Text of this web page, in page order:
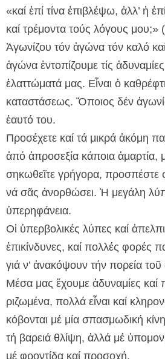
«καί ἐπί τίνα ἐπιβλέψω, ἀλλ’ ἡ
καί τρέμοντα τούς λόγους
Ἀγωνίζου τόν ἀγώνα τόν καλό
ἀγώνα ἐντοπίζουμε τίς
ἐλαττώματά μας. Εἶναι ὁ
καταστάσεως. Ὅποιος δέν
ἑαυτό του.
Προσέχετε καί τά μικρά ἀκόμη
ἀπό ἀπροσεξία κάποια ἁμαρτία,
σηκωθεῖτε γρήγορα, προσπέστε
νά σᾶς ἀνορθώσει. Ἡ μεγάλη
ὑπερηφάνεια.
Οἱ ὑπερβολικές λύπες καί
ἐπικίνδυνες, καί πολλές φορές
γιά ν’ ἀνακόψουν τήν πορεία
Μέσα μας ἔχουμε ἀδυναμίες καί
ριζωμένα, πολλά εἶναι καί
κόβονται μέ μία σπασμωδική
τή βαρειά θλίψη, ἀλλά μέ
μέ φροντίδα καί προσοχή.